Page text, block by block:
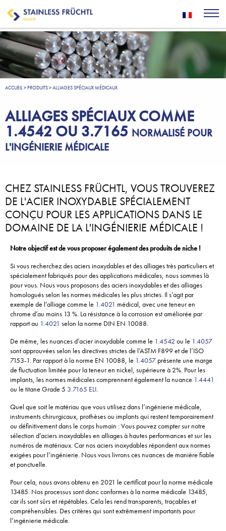
ACCUEIL>PRODUITS>ALLIAGES SPÉCIAUX MÉDICAUX
ALLIAGES SPÉCIAUX COMME
1.4542 OU 3.7165 NORMALISÉ POUR
L'INGÉNIERIE MÉDICALE
CHEZ STAINLESS FRÜCHTL, VOUS TROUVEREZ
DE L'ACIER INOXYDABLE SPÉCIALEMENT
CONÇU POUR LES APPLICATIONS DANS LE
DOMAINE DE LA L'INGÉNIERIE MÉDICALE !
Notre objectif est de vous proposer également des produits de niche !
Si vous recherchez des aciers inoxydables et des alliages très particuliers et
spécialement fabriqués pour des applications médicales, nous sommes là
pour vous. Nous vous proposons des aciers inoxydables et des alliages
homologués selon les normes médicales les plus strictes. Il s’agit par
exemple de l’alliage comme le 1.4021 médical, avec une teneur en
chrome d’au moins 13 %. La résistance à la corrosion est améliorée par
rapport au 1.4021 selon la norme DIN EN 10088.
De même, les nuances d’acier inoxydable comme le 1.4542 ou le 1.4057
sont approuvées selon les directives strictes de l’ASTM F899 et de l’ISO
7153-1. Par rapport à la norme EN 10088, le 1.4057 présente une marge
de fluctuation limitée pour la teneur en nickel, supérieure à 2%. Pour les
implants, les normes médicales comprennent également la nuance 1.4441
ou le titane Grade 5 3.7165 ELI.
Quel que soit le matériau que vous utilisez dans l’ingénierie médicale,
instruments chirurgicaux, prothèses ou implants qui restent temporairement
ou définitivement dans le corps humain : Vous pouvez compter sur notre
sélection d’aciers inoxydables en alliages à hautes performances et sur les
numéros de matériaux. Car nos aciers inoxydables répondent aux normes
exigées pour l’ingénierie. Nous vous livrons ces nuances de manière fiable
et ponctuelle.
Pour cela, nous avons obtenu en 2021 le certificat pour la norme médicale
13485. Nos processus sont donc conformes à la norme médicale 13485,
car ils sont sûrs et répétables. Cela les rend transparents, traçables et
compréhensibles. Des critères qui sont extrêmement importants pour
l’ingénierie médicale.